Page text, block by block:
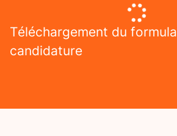
Téléchargement du
candidature